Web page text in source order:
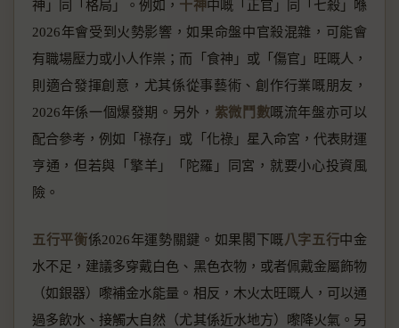
神」同「格局」。例如， 十神中嘅「正官」同「七殺」喺
2026年會受到火勢影響，如果命盤中官殺混雜，可能會
有職場壓力或小人作祟；而「食神」或「傷官」旺嘅人，
則適合發揮創意，尤其係從事藝術、創作行業嘅朋友，
2026年係一個爆發期。另外， 紫微鬥數嘅流年盤亦可以
配合參考，例如「祿存」或「化祿」星入命宮，代表財運
亨通，但若與「擎羊」「陀羅」同宮，就要小心投資風
險。
五行平衡係2026年運勢關鍵。如果閣下嘅八字五行中金
水不足，建議多穿戴白色、黑色衣物，或者佩戴金屬飾物
（如銀器）嚟補金水能量。相反，木火太旺嘅人，可以通
過多飲水、接觸大自然（尤其係近水地方）嚟降火氣。另